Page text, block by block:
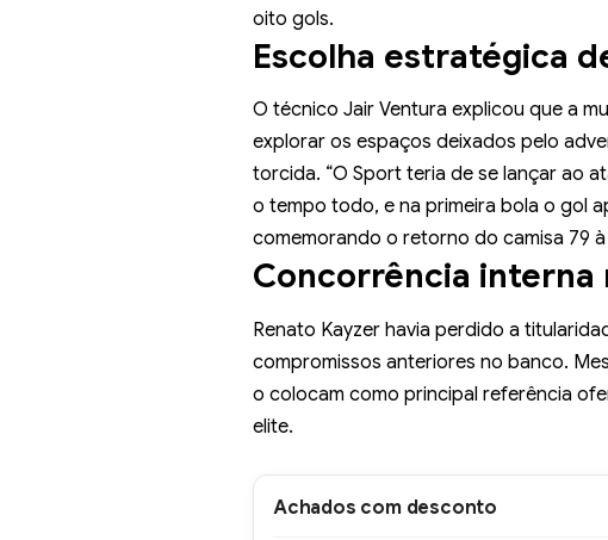
oito gols.
Escolha estratégica
O técnico Jair Ventura explicou que a
explorar os espaços deixados pelo
torcida. “O Sport teria de se lançar ao
o tempo todo, e na primeira bola o gol
comemorando o retorno do camisa 79
Concorrência interna
Renato Kayzer havia perdido a
compromissos anteriores no banco.
o colocam como principal referência
elite.
Achados com desconto